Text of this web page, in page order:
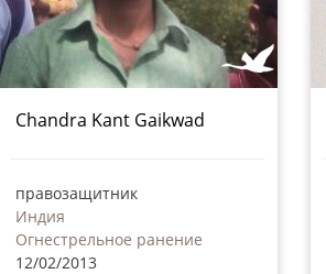
Chandra Kant Gaikwad
правозащитник
Индия
Огнестрельное ранение
12/02/2013